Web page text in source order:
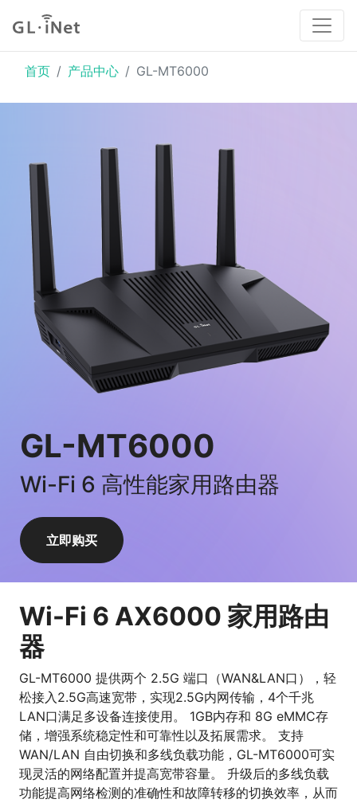
首页 产品中心 GL-MT6000
GL-MT6000
Wi-Fi 6 高性能家用路由器
立即购买
Wi-Fi 6 AX6000 家用路由
器
GL-MT6000 提供两个 2.5G 端口（WAN&LAN口），轻
松接入2.5G高速宽带，实现2.5G内网传输，4个千兆
LAN口满足多设备连接使用。 1GB内存和 8G eMMC存
储，增强系统稳定性和可靠性以及拓展需求。 支持
WAN/LAN 自由切换和多线负载功能，GL-MT6000可实
现灵活的网络配置并提高宽带容量。 升级后的多线负载
功能提高网络检测的准确性和故障转移的切换效率，从而